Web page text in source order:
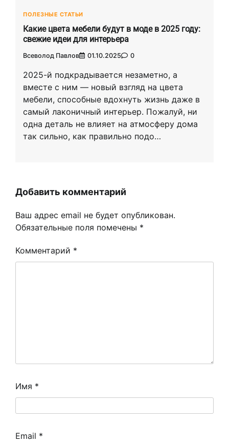
ПОЛЕЗНЫЕ СТАТЬИ
Какие цвета мебели будут в моде в 2025 году:
свежие идеи для интерьера
Всеволод Павлов 01.10.2025 0
2025-й подкрадывается незаметно, а
вместе с ним — новый взгляд на цвета
мебели, способные вдохнуть жизнь даже в
самый лаконичный интерьер. Пожалуй, ни
одна деталь не влияет на атмосферу дома
так сильно, как правильно подо…
Добавить комментарий
Ваш адрес email не будет опубликован.
Обязательные поля помечены *
Комментарий *
Имя *
Email *